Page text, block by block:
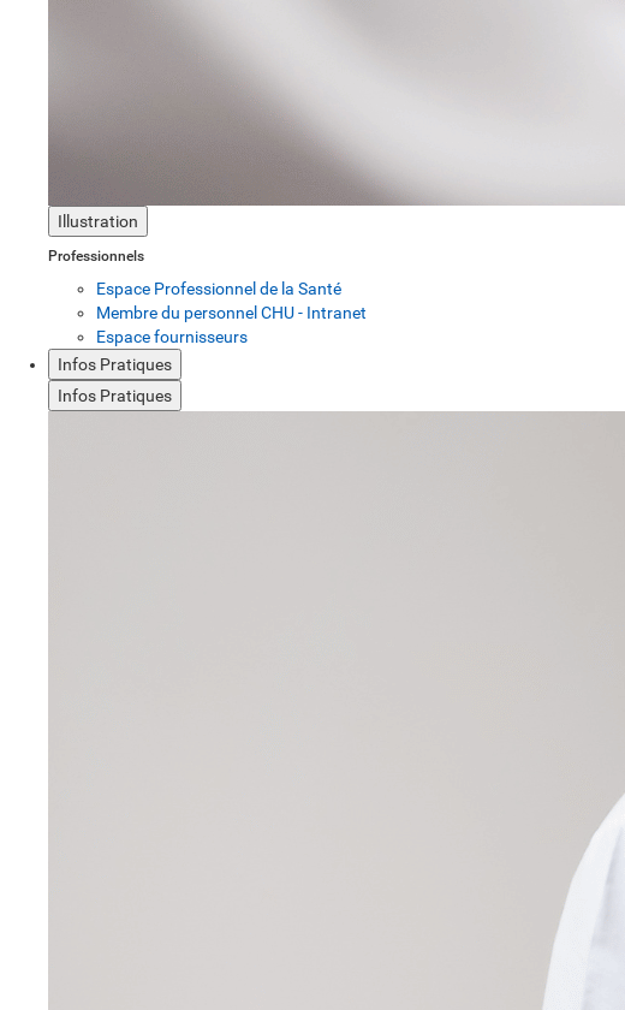
Illustration
Professionnels
Espace Professionnel de la Santé
Membre du personnel CHU - Intranet
Espace fournisseurs
Infos Pratiques
Infos Pratiques